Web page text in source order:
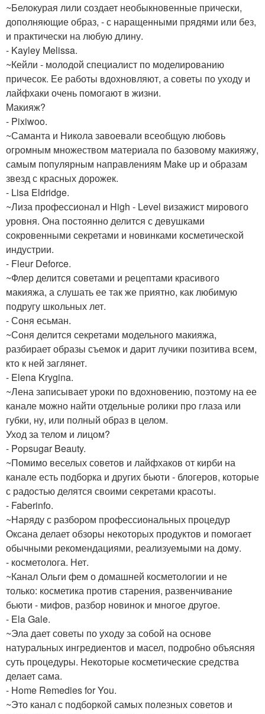
~Белокурая лили создает необыкновенные прически,
дополняющие образ, - с наращенными прядями или без,
и практически на любую длину.
- Kayley Melissa.
~Кейли - молодой специалист по моделированию
причесок. Ее работы вдохновляют, а советы по уходу и
лайфхаки очень помогают в жизни.
Макияж?
- Pixiwoo.
~Саманта и Никола завоевали всеобщую любовь
огромным множеством материала по базовому макияжу,
самым популярным направлениям Make up и образам
звезд с красных дорожек.
- Lisa Eldridge.
~Лиза профессионал и High - Level визажист мирового
уровня. Она постоянно делится с девушками
сокровенными секретами и новинками косметической
индустрии.
- Fleur Deforce.
~Флер делится советами и рецептами красивого
макияжа, а слушать ее так же приятно, как любимую
подругу школьных лет.
- Соня есьман.
~Соня делится секретами модельного макияжа,
разбирает образы съемок и дарит лучики позитива всем,
кто к ней заглянет.
- Elena Krygina.
~Лена записывает уроки по вдохновению, поэтому на ее
канале можно найти отдельные ролики про глаза или
губки, ну, или полный образ в целом.
Уход за телом и лицом?
- Popsugar Beauty.
~Помимо веселых советов и лайфхаков от кирби на
канале есть подборка и других бьюти - блогеров, которые
с радостью делятся своими секретами красоты.
- Faberinfo.
~Наряду с разбором профессиональных процедур
Оксана делает обзоры некоторых продуктов и помогает
обычными рекомендациями, реализуемыми на дому.
- косметолога. Нет.
~Канал Ольги фем о домашней косметологии и не
только: косметика против старения, развенчивание
бьюти - мифов, разбор новинок и многое другое.
- Ela Gale.
~Эла дает советы по уходу за собой на основе
натуральных ингредиентов и масел, подробно объясняя
суть процедуры. Некоторые косметические средства
делает сама.
- Home Remedies for You.
~Это канал с подборкой самых полезных советов и